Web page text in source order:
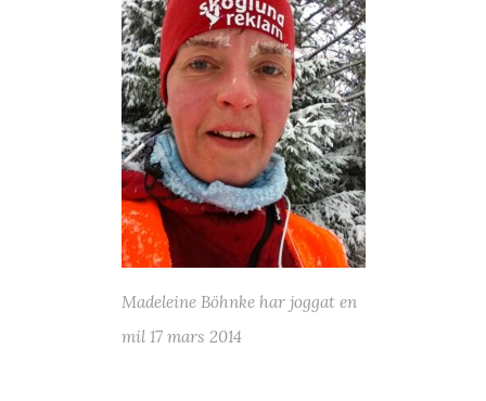
Madeleine Böhnke har joggat en
mil 17 mars 2014